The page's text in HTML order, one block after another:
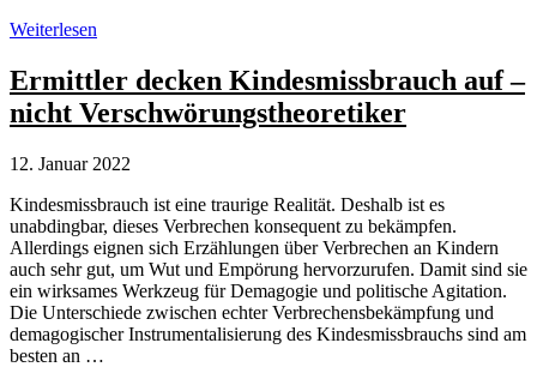
Ermittler
Kindesmissbrauch
–
Verschwörungsgläubige
davon
Weiterlesen
Ermittler decken Kindesmissbrauch auf –
nicht Verschwörungstheoretiker
12. Januar 2022
Kindesmissbrauch ist eine traurige Realität. Deshalb ist es
unabdingbar, dieses Verbrechen konsequent zu bekämpfen.
Allerdings eignen sich Erzählungen über Verbrechen an Kindern
auch sehr gut, um Wut und Empörung hervorzurufen. Damit sind sie
ein wirksames Werkzeug für Demagogie und politische Agitation.
Die Unterschiede zwischen echter Verbrechensbekämpfung und
demagogischer Instrumentalisierung des Kindesmissbrauchs sind am
besten an …